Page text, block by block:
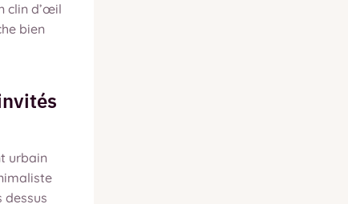
clin d’œil
bien
urbain
dessus